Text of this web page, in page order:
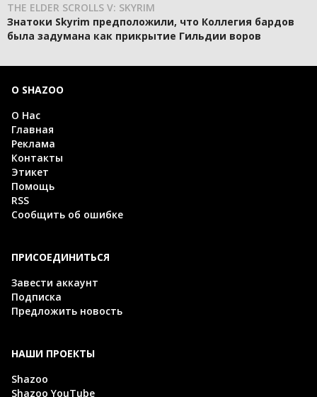
THE ELDER SCROLLS V: SKYRIM
Знатоки Skyrim предположили, что Коллегия бардов
была задумана как прикрытие Гильдии воров
О SHAZOO
О Нас
Главная
Реклама
Контакты
Этикет
Помощь
RSS
Сообщить об ошибке
ПРИСОЕДИНИТЬСЯ
Завести аккаунт
Подписка
Предложить новость
НАШИ ПРОЕКТЫ
Shazoo
Shazoo YouTube